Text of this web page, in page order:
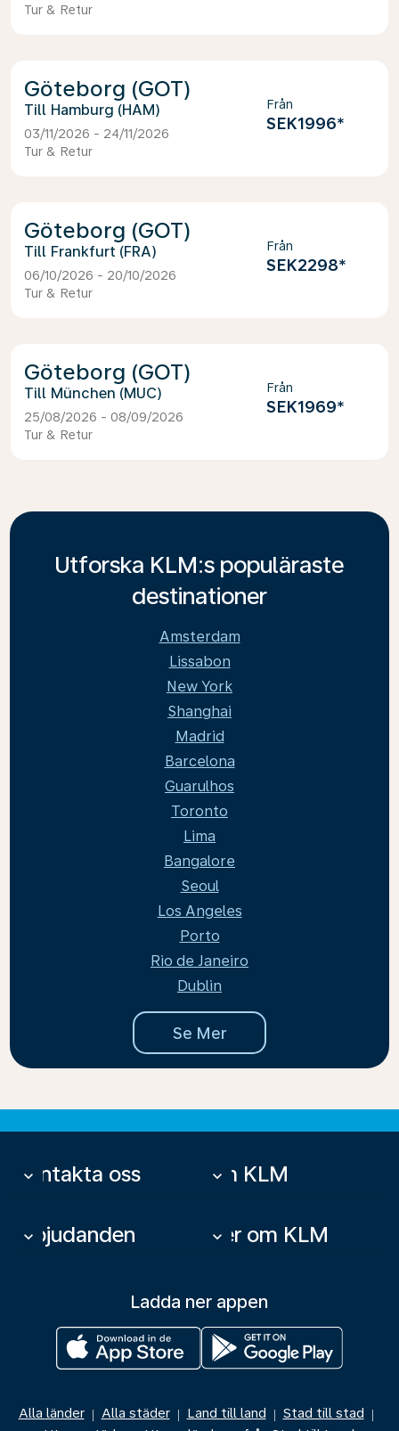
Tur & Retur
Göteborg (GOT)
Hamburg (HAM)
03/11/2026 - 24/11/2026
Tur & Retur
Från
SEK1996*
Göteborg (GOT)
Frankfurt (FRA)
06/10/2026 - 20/10/2026
Tur & Retur
Från
SEK2298*
Göteborg (GOT)
München (MUC)
25/08/2026 - 08/09/2026
Tur & Retur
Från
SEK1969*
Utforska KLM:s populäraste
destinationer
Amsterdam
Lissabon
New York
Shanghai
Madrid
Barcelona
Guarulhos
Toronto
Lima
Bangalore
Seoul
Los Angeles
Porto
Rio de Janeiro
Dublin
Se Mer
Kontakta oss
keyboard_arrow_down Om KLM
keyboard_arrow_down
Erbjudanden
keyboard_arrow_down Mer om KLM
keyboard_arrow_down
Ladda ner appen
Alla länder | Alla städer | Land till land | Stad till stad |